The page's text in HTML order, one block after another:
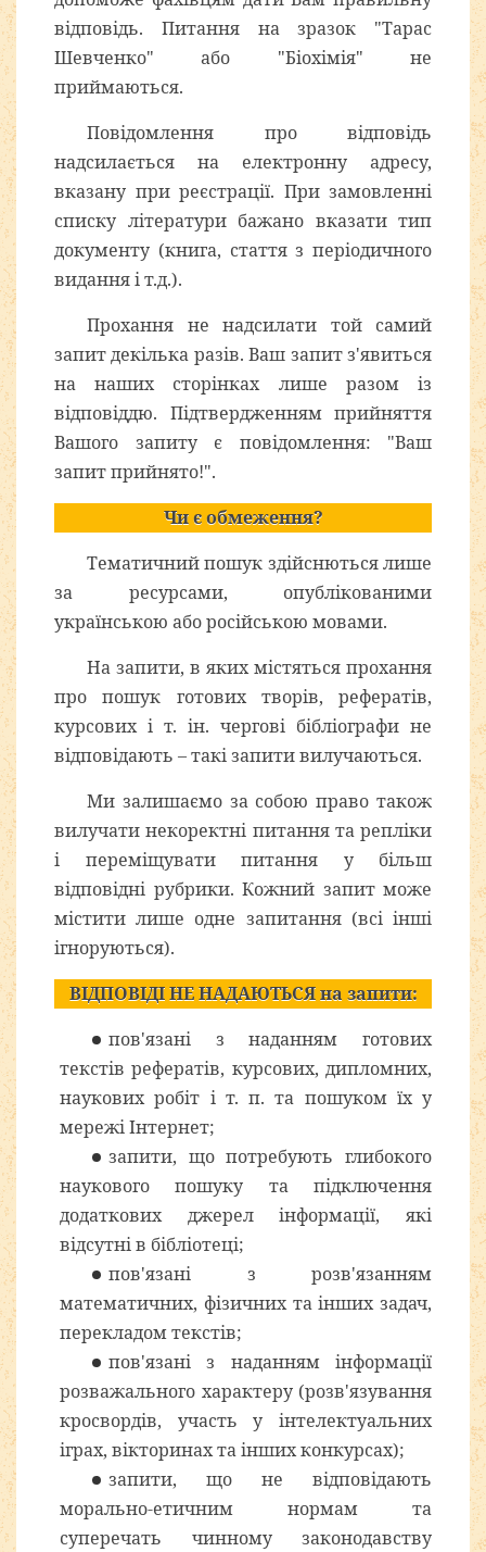
відповідь. Питання на зразок "Тарас
Шевченко" або "Біохімія" не
приймаються.
Повідомлення про відповідь
надсилається на електронну адресу,
вказану при реєстрації. При замовленні
списку літератури бажано вказати тип
документу (книга, стаття з періодичного
видання і т.д.).
Прохання не надсилати той самий
запит декілька разів. Ваш запит з'явиться
на наших сторінках лише разом із
відповіддю. Підтвердженням прийняття
Вашого запиту є повідомлення: "Ваш
запит прийнято!".
Чи є обмеження?
Тематичний пошук здійснються лише
за ресурсами, опублікованими
українською або російською мовами.
На запити, в яких містяться прохання
про пошук готових творів, рефератів,
курсових і т. ін. чергові бібліографи не
відповідають – такі запити вилучаються.
Ми залишаємо за собою право також
вилучати некоректні питання та репліки
і переміщувати питання у більш
відповідні рубрики. Кожний запит може
містити лише одне запитання (всі інші
ігноруються).
ВІДПОВІДІ НЕ НАДАЮТЬСЯ на запити:
пов'язані з наданням готових
текстів рефератів, курсових, дипломних,
наукових робіт і т. п. та пошуком їх у
мережі Інтернет;
запити, що потребують глибокого
наукового пошуку та підключення
додаткових джерел інформації, які
відсутні в бібліотеці;
пов'язані з розв'язанням
математичних, фізичних та інших задач,
перекладом текстів;
пов'язані з наданням інформації
розважального характеру (розв'язування
кросвордів, участь у інтелектуальних
іграх, вікторинах та інших конкурсах);
запити, що не відповідають
морально-етичним нормам та
суперечать чинному законодавству